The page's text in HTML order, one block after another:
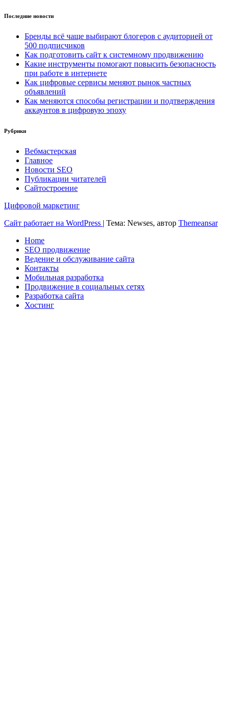
Последние новости
Бренды всё чаще выбирают блогеров с аудиторией от
500 подписчиков
Как подготовить сайт к системному продвижению
Какие инструменты помогают повысить безопасность
при работе в интернете
Как цифровые сервисы меняют рынок частных
объявлений
Как меняются способы регистрации и подтверждения
аккаунтов в цифровую эпоху
Рубрики
Вебмастерская
Главное
Новости SEO
Публикации читателей
Сайтостроение
Цифровой маркетинг
Сайт работает на WordPress | Тема: Newses, автор Themeansar
Home
SEO продвижение
Ведение и обслуживание сайта
Контакты
Мобильная разработка
Продвижение в социальных сетях
Разработка сайта
Хостинг